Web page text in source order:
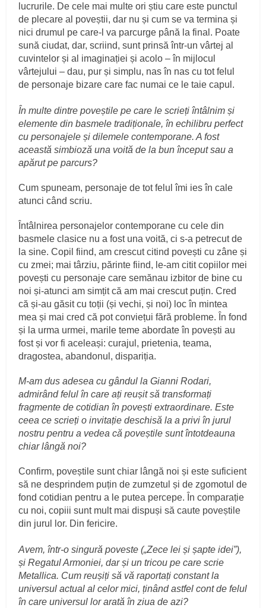
lucrurile. De cele mai multe ori știu care este punctul
de plecare al poveștii, dar nu și cum se va termina și
nici drumul pe care-l va parcurge până la final. Poate
sună ciudat, dar, scriind, sunt prinsă într-un vârtej al
cuvintelor și al imaginației și acolo – în mijlocul
vârtejului – dau, pur și simplu, nas în nas cu tot felul
de personaje bizare care fac numai ce le taie capul.
În multe dintre poveștile pe care le scrieți întâlnim și
elemente din basmele tradiționale, în echilibru perfect
cu personajele și dilemele contemporane. A fost
această simbioză una voită de la bun început sau a
apărut pe parcurs?
Cum spuneam, personaje de tot felul îmi ies în cale
atunci când scriu.
Întâlnirea personajelor contemporane cu cele din
basmele clasice nu a fost una voită, ci s-a petrecut de
la sine. Copil fiind, am crescut citind povești cu zâne și
cu zmei; mai târziu, părinte fiind, le-am citit copiilor mei
povești cu personaje care semănau izbitor de bine cu
noi și-atunci am simțit că am mai crescut puțin. Cred
că și-au găsit cu toții (și vechi, și noi) loc în mintea
mea și mai cred că pot conviețui fără probleme. În fond
și la urma urmei, marile teme abordate în povești au
fost și vor fi aceleași: curajul, prietenia, teama,
dragostea, abandonul, dispariția.
M-am dus adesea cu gândul la Gianni Rodari,
admirând felul în care ați reușit să transformați
fragmente de cotidian în povești extraordinare. Este
ceea ce scrieți o invitație deschisă la a privi în jurul
nostru pentru a vedea că poveștile sunt întotdeauna
chiar lângă noi?
Confirm, poveștile sunt chiar lângă noi și este suficient
să ne desprindem puțin de zumzetul și de zgomotul de
fond cotidian pentru a le putea percepe. În comparație
cu noi, copiii sunt mult mai dispuși să caute poveștile
din jurul lor. Din fericire.
Avem, într-o singură poveste („Zece lei și șapte idei”),
și Regatul Armoniei, dar și un tricou pe care scrie
Metallica. Cum reușiți să vă raportați constant la
universul actual al celor mici, ținând astfel cont de felul
în care universul lor arată în ziua de azi?